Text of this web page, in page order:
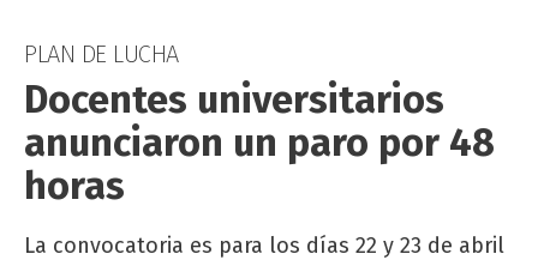
PLAN DE LUCHA
Docentes universitarios
anunciaron un paro por 48
horas
La convocatoria es para los días 22 y 23 de abril